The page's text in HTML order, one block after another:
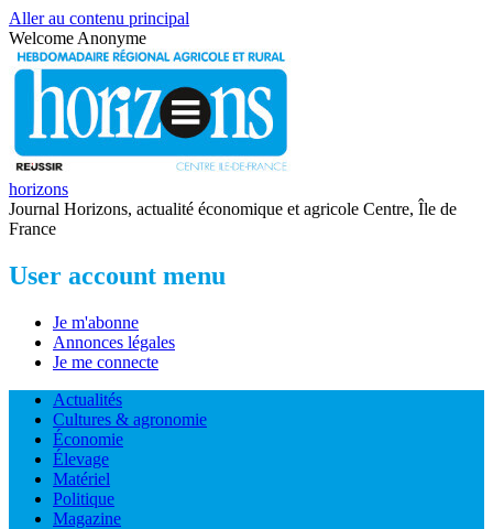
Aller au contenu principal
Welcome Anonyme
horizons
Journal Horizons, actualité économique et agricole Centre, Île de
France
User account menu
Je m'abonne
Annonces légales
Je me connecte
Actualités
Cultures & agronomie
Économie
Élevage
Matériel
Politique
Magazine